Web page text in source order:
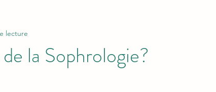
la Sophrologie?
lecture